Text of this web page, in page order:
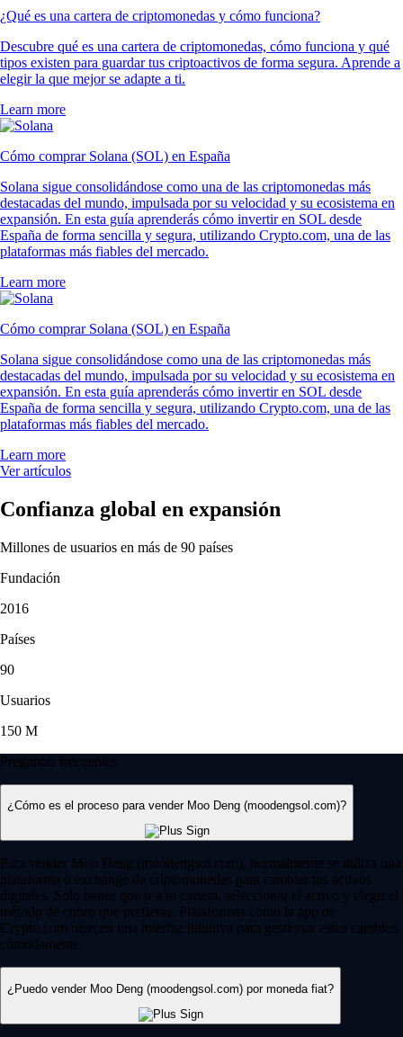
¿Qué es una cartera de criptomonedas y cómo funciona?
Descubre qué es una cartera de criptomonedas, cómo funciona y qué
tipos existen para guardar tus criptoactivos de forma segura. Aprende a
elegir la que mejor se adapte a ti.
Learn more
Cómo comprar Solana (SOL) en España
Solana sigue consolidándose como una de las criptomonedas más
destacadas del mundo, impulsada por su velocidad y su ecosistema en
expansión. En esta guía aprenderás cómo invertir en SOL desde
España de forma sencilla y segura, utilizando Crypto.com, una de las
plataformas más fiables del mercado.
Learn more
Cómo comprar Solana (SOL) en España
Solana sigue consolidándose como una de las criptomonedas más
destacadas del mundo, impulsada por su velocidad y su ecosistema en
expansión. En esta guía aprenderás cómo invertir en SOL desde
España de forma sencilla y segura, utilizando Crypto.com, una de las
plataformas más fiables del mercado.
Learn more
Ver artículos
Confianza global en expansión
Millones de usuarios en más de 90 países
Fundación
2016
Países
90
Usuarios
150 M
Preguntas frecuentes
¿Cómo es el proceso para vender Moo Deng (moodengsol.com)?
Para vender Moo Deng (moodengsol.com), normalmente se utiliza una
plataforma o exchange de criptomonedas para cambiar tus activos
digitales. Solo tienes que ir a tu cartera, seleccionar el activo y elegir el
método de cobro que prefieras. Plataformas como la app de
Crypto.com ofrecen una interfaz intuitiva para gestionar estos cambios
cómodamente.
¿Puedo vender Moo Deng (moodengsol.com) por moneda fiat?